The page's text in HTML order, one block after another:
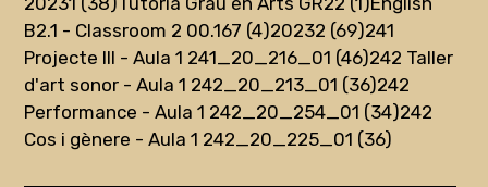
B2.1 - Classroom 2 00.167 (4)20232 (69)241
Projecte III - Aula 1 241_20_216_01 (46)242 Taller
d'art sonor - Aula 1 242_20_213_01 (36)242
Performance - Aula 1 242_20_254_01 (34)242
Cos i gènere - Aula 1 242_20_225_01 (36)